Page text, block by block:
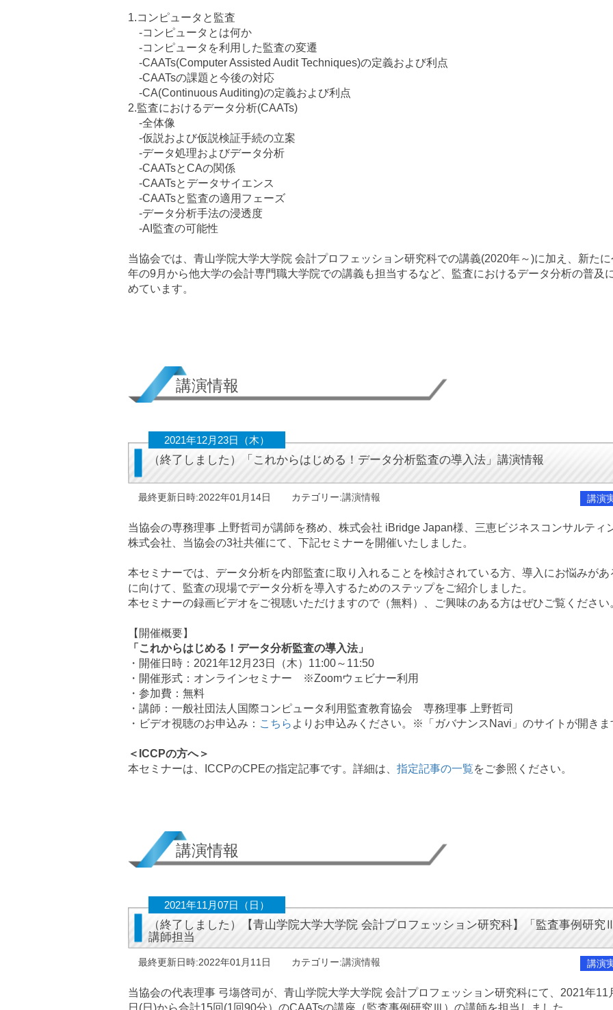
1.コンピュータと監査
-コンピュータとは何か
-コンピュータを利用した監査の変遷
-CAATs(Computer Assisted Audit Techniques)の定義および利点
-CAATsの課題と今後の対応
-CA(Continuous Auditing)の定義および利点
2.監査におけるデータ分析(CAATs)
-全体像
-仮説および仮説検証手続の立案
-データ処理およびデータ分析
-CAATsとCAの関係
-CAATsとデータサイエンス
-CAATsと監査の適用フェーズ
-データ分析手法の浸透度
-AI監査の可能性
当協会では、青山学院大学大学院 会計プロフェッション研究科での講義(2020年～)に加え、新たに
年の9月から他大学の会計専門職大学院での講義も担当するなど、監査におけるデータ分析の普及
めています。
講演情報
（終了しました）「これからはじめる！データ分析監査の導入法」講演情報
2021年12月23日（木）
最終更新日時:2022年01月14日 カテゴリー:講演情報 講演
当協会の専務理事 上野哲司が講師を務め、株式会社 iBridge Japan様、三恵ビジネスコンサルティ
株式会社、当協会の3社共催にて、下記セミナーを開催いたしました。
本セミナーでは、データ分析を内部監査に取り入れることを検討されている方、導入にお悩みがあ
に向けて、監査の現場でデータ分析を導入するためのステップをご紹介しました。
本セミナーの録画ビデオをご視聴いただけますので（無料）、ご興味のある方はぜひご覧ください
【開催概要】
「これからはじめる！データ分析監査の導入法」
・開催日時：2021年12月23日（木）11:00～11:50
・開催形式：オンラインセミナー ※Zoomウェビナー利用
・参加費：無料
・講師：一般社団法人国際コンピュータ利用監査教育協会 専務理事 上野哲司
・ビデオ視聴のお申込み： こちら よりお申込みください。※「ガバナンスNavi」のサイトが開きま
＜ICCPの方へ＞
本セミナーは、ICCPのCPEの指定記事です。詳細は、 指定記事の一覧をご参照ください。
講演情報
（終了しました）【青山学院大学大学院 会計プロフェッション研究科】「監査事例研
講師担当
2021年11月07日（日）
最終更新日時:2022年01月11日 カテゴリー:講演情報 講演
当協会の代表理事 弓塲啓司が、青山学院大学大学院 会計プロフェッション研究科にて、2021年11
日(日)から合計15回(1回90分）のCAATsの講座（監査事例研究Ⅲ）の講師を担当しました。